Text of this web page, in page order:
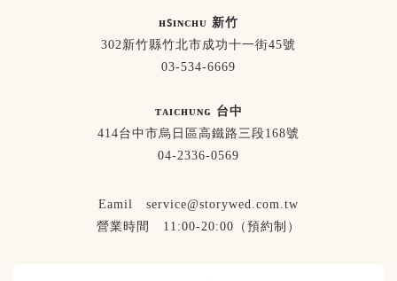
ʜꜱɪɴᴄʜᴜ 新竹
302新竹縣竹北市成功十一街45號
03-534-6669
ᴛᴀɪᴄʜᴜɴɢ 台中
414台中市烏日區高鐵路三段168號
04-2336-0569
Eamil service@storywed.com.tw
營業時間 11:00-20:00（預約制）